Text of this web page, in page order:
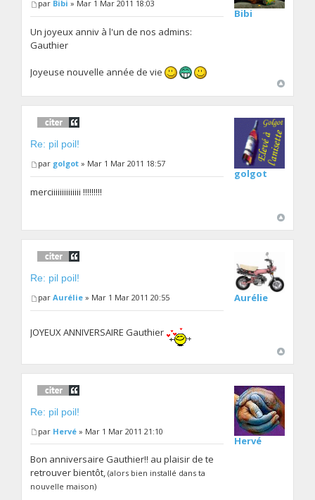
par Bibi » Mar 1 Mar 2011 18:03
Un joyeux anniv à l'un de nos admins:
Gauthier
Joyeuse nouvelle année de vie
Bibi
Re: pil poil!
par golgot » Mar 1 Mar 2011 18:57
merciiiiiiiiiiiiii !!!!!!!!!
golgot
Re: pil poil!
parAurélie » Mar 1 Mar 2011 20:55
JOYEUX ANNIVERSAIRE Gauthier
Aurélie
Re: pil poil!
par Hervé » Mar 1 Mar 2011 21:10
Bon anniversaire Gauthier!! au plaisir de te
retrouver bientôt,(alors bien installé dans ta
nouvelle maison)
Hervé